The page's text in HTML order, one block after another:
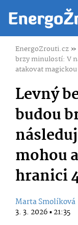
EnergoZrouti.cz»
brzy minulostí: V
atakovat
Levný
budou
mohou
hranici
Marta Smolíková
3. 3. 2026 ▪ 21:35